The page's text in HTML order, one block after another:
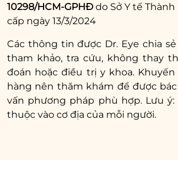
10298/HCM-GPHĐ do Sở Y tế
cấp ngày 13/3/2024
Các thông tin được Dr. Eye chia
tham khảo, tra cứu, không thay
đoán hoặc điều trị y khoa.
hàng nên thăm khám để được
vấn phương pháp phù hợp. Lưu
thuộc vào cơ địa của mỗi người.